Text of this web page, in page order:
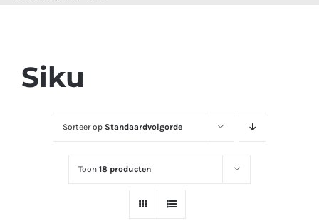
Siku
Sorteer op Standaardvolgorde
Toon18 producten